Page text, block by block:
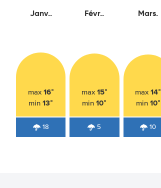
Janv..
max 16°
min13°
18
Févr..
max 15°
min10°
5
Mars.
max14°
min 10°
10